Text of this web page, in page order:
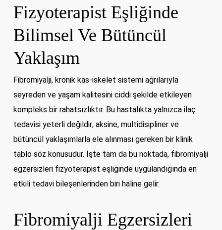
Fizyoterapist Eşliğinde
Bilimsel Ve Bütüncül
Yaklaşım
Fibromiyalji, kronik kas-iskelet sistemi ağrılarıyla
seyreden ve yaşam kalitesini ciddi şekilde etkileyen
kompleks bir rahatsızlıktır. Bu hastalıkta yalnızca ilaç
tedavisi yeterli değildir; aksine, multidisipliner ve
bütüncül yaklaşımlarla ele alınması gereken bir klinik
tablo söz konusudur. İşte tam da bu noktada, fibromiyalji
egzersizleri fizyoterapist eşliğinde uygulandığında en
etkili tedavi bileşenlerinden biri haline gelir.
Fibromiyalji Egzersizleri